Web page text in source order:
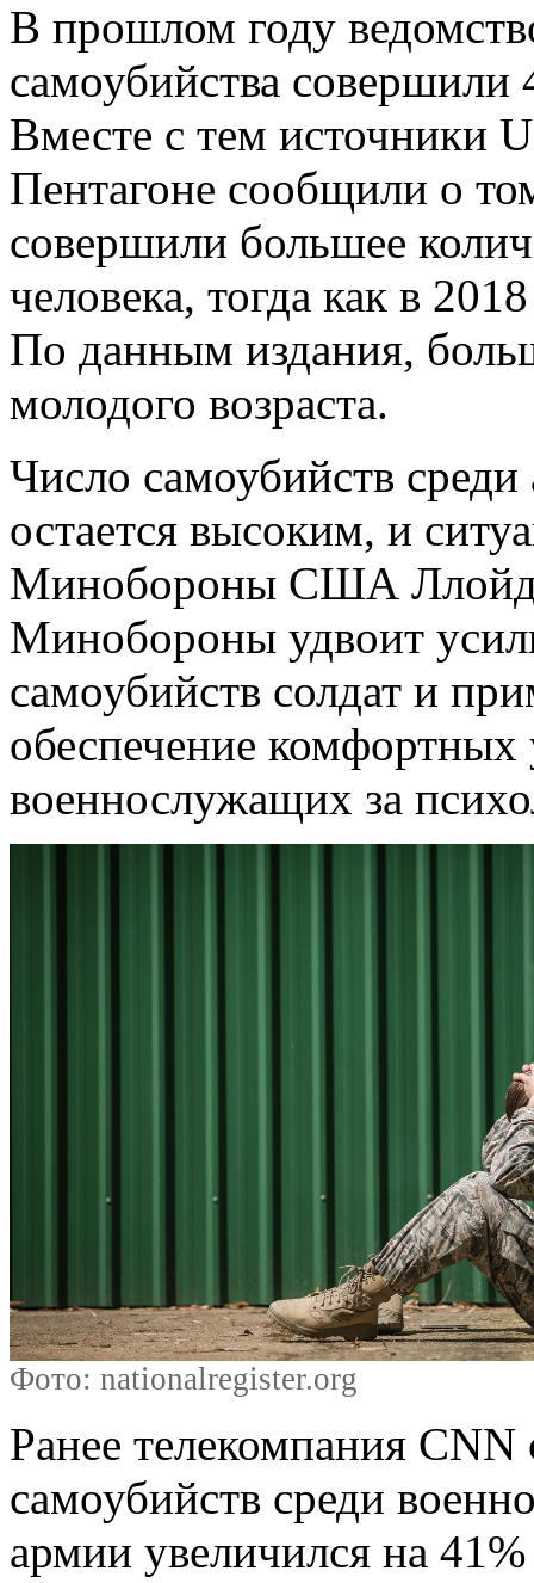
В прошлом году
самоубийства
Вместе с тем источники
Пентагоне сообщили о
совершили большее
человека, тогда как в
По данным издания,
молодого возраста.
Число самоубийств
остается высоким, и
Минобороны США Ллойд
Минобороны удвоит
самоубийств солдат и
обеспечение
военнослужащих за
Фото: nationalregister.org
Ранее телекомпания
самоубийств среди
армии увеличился на